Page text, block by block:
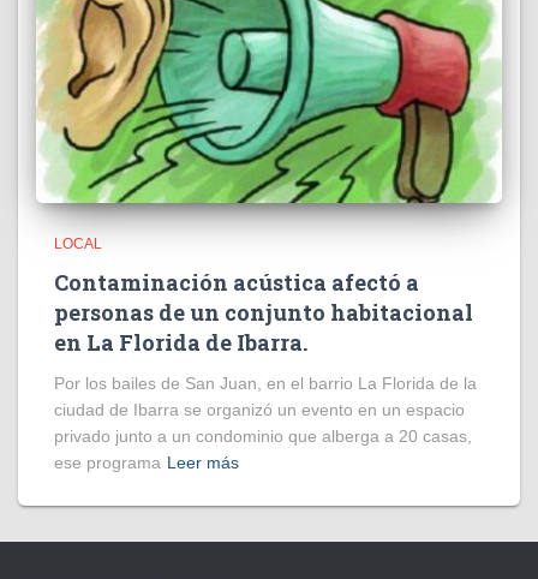
LOCAL
Contaminación acústica afectó a
personas de un conjunto habitacional
en La Florida de Ibarra.
Por los bailes de San Juan, en el barrio La Florida de la
ciudad de Ibarra se organizó un evento en un espacio
privado junto a un condominio que alberga a 20 casas,
ese programa Leer más